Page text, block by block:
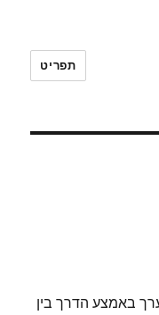
תפריט
באמצע הדרך בין